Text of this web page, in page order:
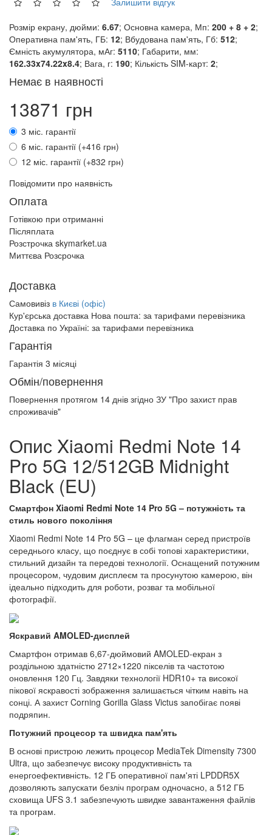
Розмір екрану, дюйми: 6.67; Основна камера, Мп: 200 + 8 + 2;
Оперативна пам'ять, ГБ: 12; Вбудована пам'ять, Гб: 512;
Ємність акумулятора, мАг: 5110; Габарити, мм:
162.33x74.22x8.4; Вага, г: 190; Кількість SIM-карт: 2;
Немає в наявності
13871 грн
3 міс. гарантії
6 міс. гарантії (+416 грн)
12 міс. гарантії (+832 грн)
Повідомити про наявність
Оплата
Готівкою при отриманні
Післяплата
Розстрочка skymarket.ua
Миттєва Розсрочка
Доставка
Самовивіз в Києві (офіс)
Кур'єрська доставка Нова пошта: за тарифами перевізника
Доставка по Україні: за тарифами перевізника
Гарантія
Гарантія 3 місяці
Обмін/повернення
Повернення протягом 14 днів згідно ЗУ "Про захист прав
спроживачів"
Опис Xiaomi Redmi Note 14
Pro 5G 12/512GB Midnight
Black (EU)
Смартфон Xiaomi Redmi Note 14 Pro 5G – потужність та
стиль нового покоління
Xiaomi Redmi Note 14 Pro 5G – це флагман серед пристроїв
середнього класу, що поєднує в собі топові характеристики,
стильний дизайн та передові технології. Оснащений потужним
процесором, чудовим дисплеєм та просунутою камерою, він
ідеально підходить для роботи, розваг та мобільної
фотографії.
Яскравий AMOLED-дисплей
Смартфон отримав 6,67-дюймовий AMOLED-екран з
роздільною здатністю 2712×1220 пікселів та частотою
оновлення 120 Гц. Завдяки технології HDR10+ та високої
пікової яскравості зображення залишається чітким навіть на
сонці. А захист Corning Gorilla Glass Victus запобігає появі
подряпин.
Потужний процесор та швидка пам'ять
В основі пристрою лежить процесор MediaTek Dimensity 7300
Ultra, що забезпечує високу продуктивність та
енергоефективність. 12 ГБ оперативної пам'яті LPDDR5X
дозволяють запускати безліч програм одночасно, а 512 ГБ
сховища UFS 3.1 забезпечують швидке завантаження файлів
та програм.